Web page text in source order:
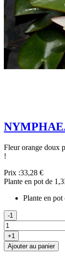
Fleur orange doux
!
Prix :33,28 €
Plante en pot de
Plante en pot
-1
+1
Ajouter au panier